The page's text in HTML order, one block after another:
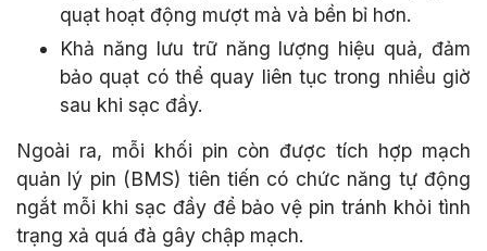
quạt hoạt động mượt mà và bền bỉ hơn.
Khả năng lưu trữ năng lượng hiệu quả, đảm
bảo quạt có thể quay liên tục trong nhiều giờ
sau khi sạc đầy.
Ngoài ra, mỗi khối pin còn được tích hợp mạch
quản lý pin (BMS) tiên tiến có chức năng tự động
ngắt mỗi khi sạc đầy để bảo vệ pin tránh khỏi tình
trạng xả quá đà gây chập mạch.